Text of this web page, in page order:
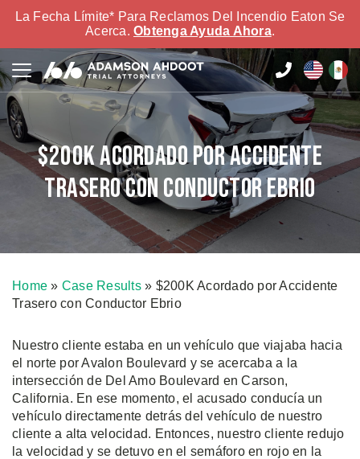
La Fecha Límite* Para Reclamos Del Incendio Eaton Se
Acerca. Obtenga Ayuda Ahora.
$200K Acordado por Accidente
Trasero con Conductor Ebrio
Home » Case Results» $200K Acordado por Accidente
Trasero con Conductor Ebrio
Nuestro cliente estaba en un vehículo que viajaba hacia
el norte por Avalon Boulevard y se acercaba a la
intersección de Del Amo Boulevard en Carson,
California. En ese momento, el acusado conducía un
vehículo directamente detrás del vehículo de nuestro
cliente a alta velocidad. Entonces, nuestro cliente redujo
la velocidad y se detuvo en el semáforo en rojo en la